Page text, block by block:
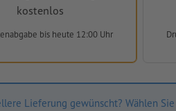
kostenlos
bis heute 12:00 Uhr
Lieferung gewünscht? Wählen